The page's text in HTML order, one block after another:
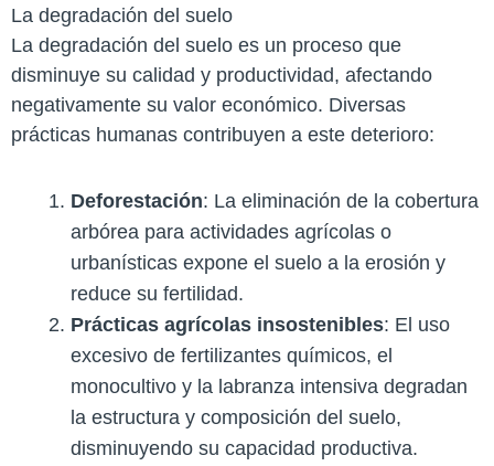
La degradación del suelo
La degradación del suelo es un proceso que
disminuye su calidad y productividad, afectando
negativamente su valor económico. Diversas
prácticas humanas contribuyen a este deterioro:
Deforestación: La eliminación de la cobertura
arbórea para actividades agrícolas o
urbanísticas expone el suelo a la erosión y
reduce su fertilidad.
Prácticas agrícolas insostenibles: El uso
excesivo de fertilizantes químicos, el
monocultivo y la labranza intensiva degradan
la estructura y composición del suelo,
disminuyendo su capacidad productiva.